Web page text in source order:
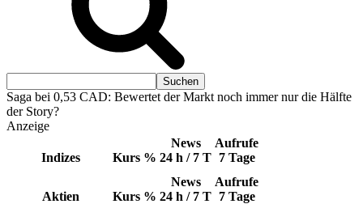
Saga bei 0,53 CAD: Bewertet der Markt noch immer nur die Hälfte
der Story?
Anzeige
Indizes Kurs %
News
24 h / 7 T
Aufrufe
7 Tage
Aktien Kurs %
News
24 h / 7 T
Aufrufe
7 Tage